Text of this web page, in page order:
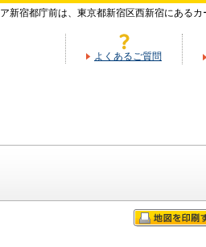
新宿都庁前は、東京都新宿区西新宿にあるカ
よくあるご質問